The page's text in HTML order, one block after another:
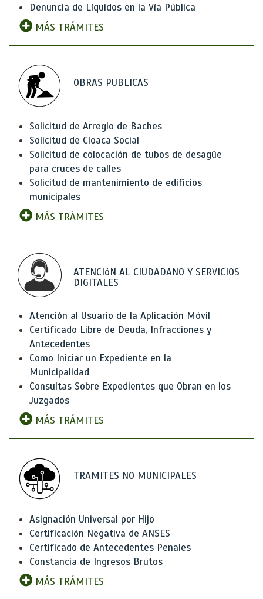
Denuncia de Líquidos en la Vía Pública
MÁS TRÁMITES
OBRAS PUBLICAS
Solicitud de Arreglo de Baches
Solicitud de Cloaca Social
Solicitud de colocación de tubos de desagüe
para cruces de calles
Solicitud de mantenimiento de edificios
municipales
MÁS TRÁMITES
ATENCIóN AL CIUDADANO Y SERVICIOS
DIGITALES
Atención al Usuario de la Aplicación Móvil
Certificado Libre de Deuda, Infracciones y
Antecedentes
Como Iniciar un Expediente en la
Municipalidad
Consultas Sobre Expedientes que Obran en los
Juzgados
MÁS TRÁMITES
TRAMITES NO MUNICIPALES
Asignación Universal por Hijo
Certificación Negativa de ANSES
Certificado de Antecedentes Penales
Constancia de Ingresos Brutos
MÁS TRÁMITES